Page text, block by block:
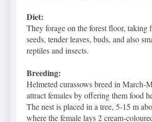
Diet:
They forage on the forest floor, taking
seeds, tender leaves, buds, and also
reptiles and insects.
Breeding:
Helmeted curassows breed in March-
attract females by offering them food
The nest is placed in a tree, 5-15 m
where the female lays 2 cream-